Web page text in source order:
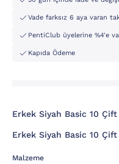
Vade farksız 6 aya varan
PentiClub üyelerine %4'e
Kapıda Ödeme
Erkek Siyah Basic 10
Erkek Siyah Basic 10
Malzeme